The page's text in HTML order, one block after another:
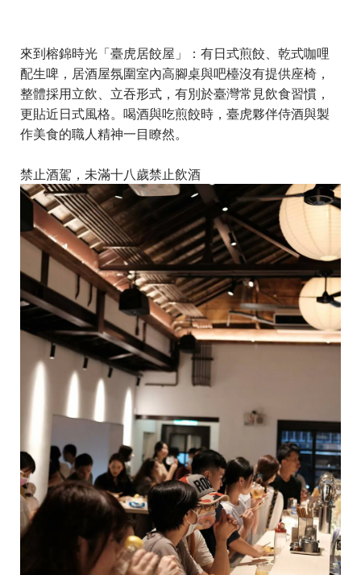
來到榕錦時光「臺虎居餃屋」：有日式煎餃、乾式咖哩
配生啤，居酒屋氛圍室內高腳桌與吧檯沒有提供座椅，
整體採用立飲、立吞形式，有別於臺灣常見飲食習慣，
更貼近日式風格。喝酒與吃煎餃時，臺虎夥伴侍酒與製
作美食的職人精神一目瞭然。
禁止酒駕，未滿十八歲禁止飲酒